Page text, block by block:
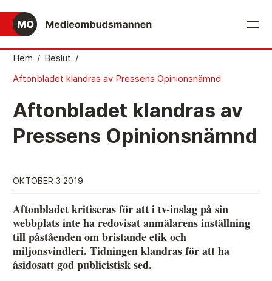
Det medieetiska systemet
Så här jobbar Medieombudsmannen
Mediernas Etiknämnd fattar de avgörande besluten
Caspar Opitz är MO
Vill du ansluta till det medieetiska systemet?
Medieetikens historia
Instruktion för Allmänhetens Medieombudsman
Hem / Beslut /
Aftonbladet klandras av Pressens Opinionsnämnd
Aftonbladet klandras av
Pressens Opinionsnämnd
OKTOBER 3 2019
Aftonbladet kritiseras för att i tv-inslag på sin
webbplats inte ha redovisat anmälarens inställning
till påståenden om bristande etik och
miljonsvindleri. Tidningen klandras för att ha
åsidosatt god publicistisk sed.